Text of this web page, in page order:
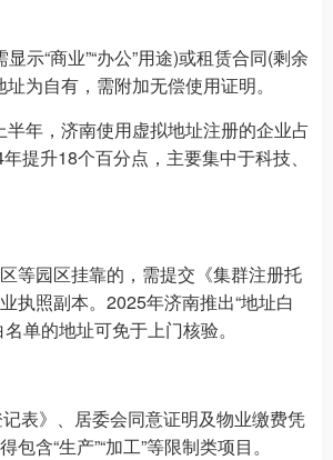
示“商业”“办公”用途)或租赁合同(剩余
为自有，需附加无偿使用证明。
半年，济南使用虚拟地址注册的企业占
提升18个百分点，主要集中于科技、
等园区挂靠的，需提交《集群注册托
执照副本。2025年济南推出“地址白
单的地址可免于上门核验。
表》、居委会同意证明及物业缴费凭
含“生产”“加工”等限制类项目。